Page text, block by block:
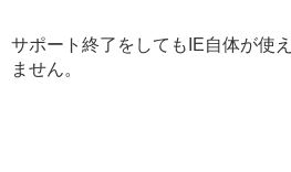
サポート終了をしてもIE自体が使
ません。